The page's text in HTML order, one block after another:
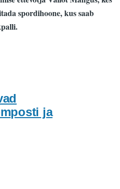
spordihoone, kus saab
ja